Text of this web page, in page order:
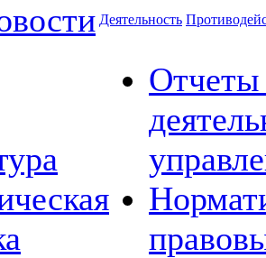
Деятельность
Отчеты